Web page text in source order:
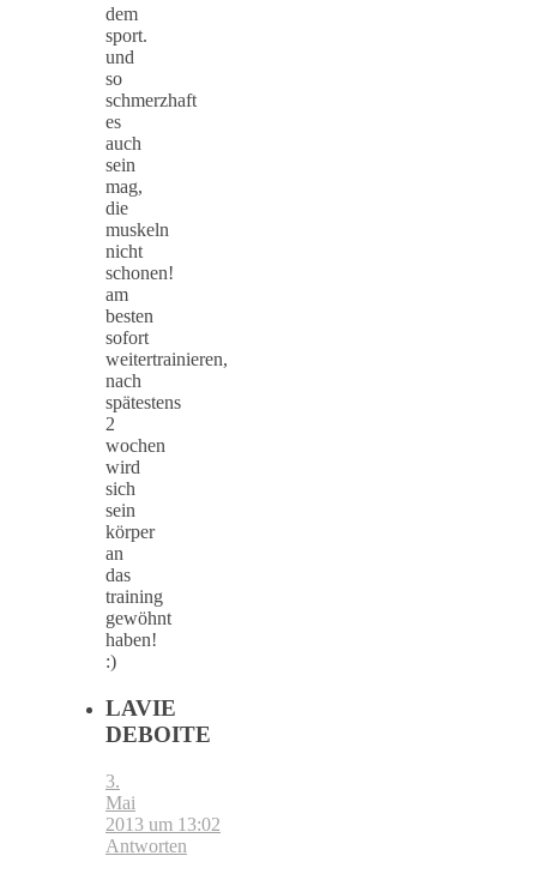
dem
sport.
und
so
schmerzhaft
es
auch
sein
mag,
die
muskeln
nicht
schonen!
am
besten
sofort
weitertrainieren,
nach
spätestens
2
wochen
wird
sich
sein
körper
an
das
training
gewöhnt
haben!
:)
LAVIE
DEBOITE
3.
Mai
2013 um 13:02
Antworten